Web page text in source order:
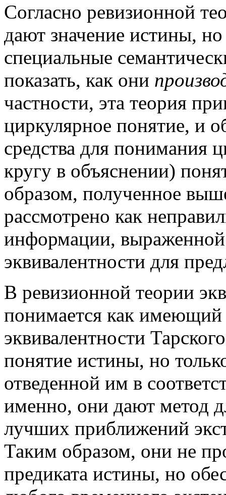
Согласно ревизионной
дают значение истины,
специальные
показать, как они
частности, эта теория
циркулярное понятие, и
средства для понимания
кругу в объяснении)
образом, полученное
рассмотрено как
информации,
эквивалентности для
В ревизионной теории
понимается как имеющий
эквивалентности
понятие истины, но
отведенной им в
именно, они дают метод
лучших приближений
Таким образом, они не
предиката истины, но